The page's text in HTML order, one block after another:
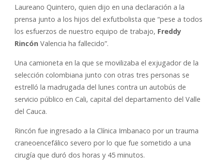
Laureano Quintero, quien dijo en una declaración a la
prensa junto a los hijos del exfutbolista que “pese a todos
los esfuerzos de nuestro equipo de trabajo, Freddy
Rincón Valencia ha fallecido”.
Una camioneta en la que se movilizaba el exjugador de la
selección colombiana junto con otras tres personas se
estrelló la madrugada del lunes contra un autobús de
servicio público en Cali, capital del departamento del Valle
del Cauca.
Rincón fue ingresado a la Clínica Imbanaco por un trauma
craneoencefálico severo por lo que fue sometido a una
cirugía que duró dos horas y 45 minutos.